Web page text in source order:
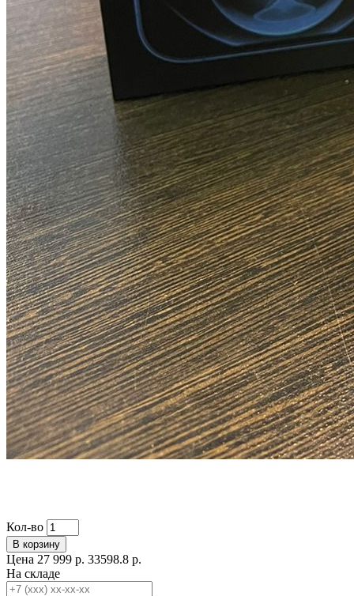
Кол-во
В корзину
Цена 27 999 р. 33598.8 р.
На складе